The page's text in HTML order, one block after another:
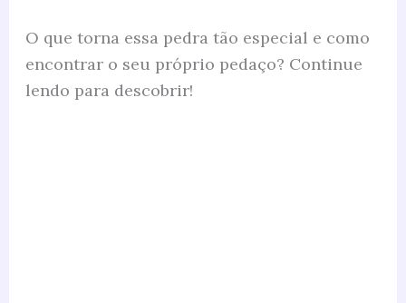
O que torna essa pedra tão especial e como
encontrar o seu próprio pedaço? Continue
lendo para descobrir!